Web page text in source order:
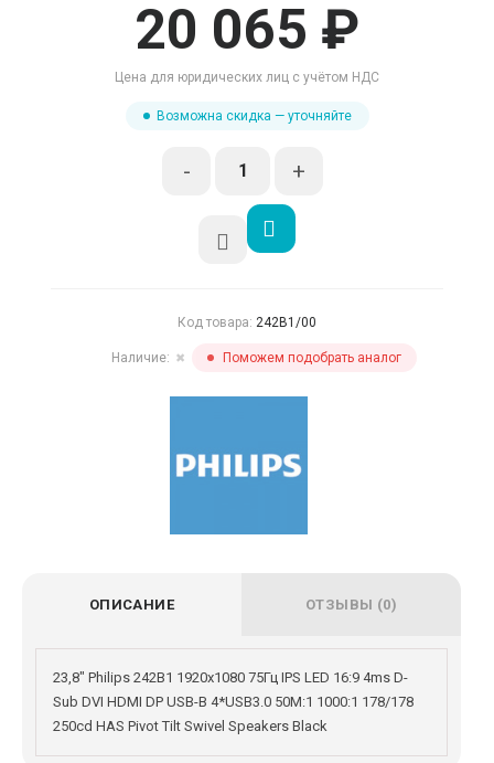
ОПИСАНИЕ ОТЗЫВЫ (0)
23,8" Philips 242B1 1920x1080 75Гц IPS LED 16:9 4ms D-
Sub DVI HDMI DP USB-B 4*USB3.0 50M:1 1000:1 178/178
250cd HAS Pivot Tilt Swivel Speakers Black
20 065 ₽
Цена для юридических лиц с учётом НДС
Возможна скидка — уточняйте
- +
Код товара: 242B1/00
Наличие: ✖ Поможем подобрать аналог